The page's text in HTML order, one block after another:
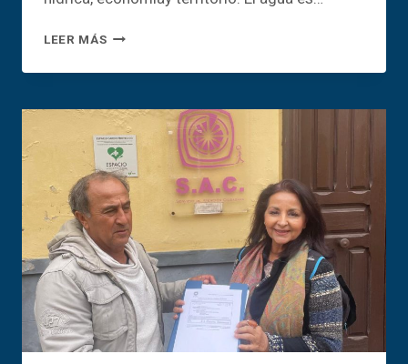
LEER MÁSCHARLA:
HÍDRICA
VERTIDOS
EN
LA
COSTA